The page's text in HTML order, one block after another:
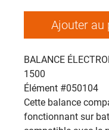
Ajouter au
BALANCE
1500
Élément #050104
Cette balance
fonctionnant sur